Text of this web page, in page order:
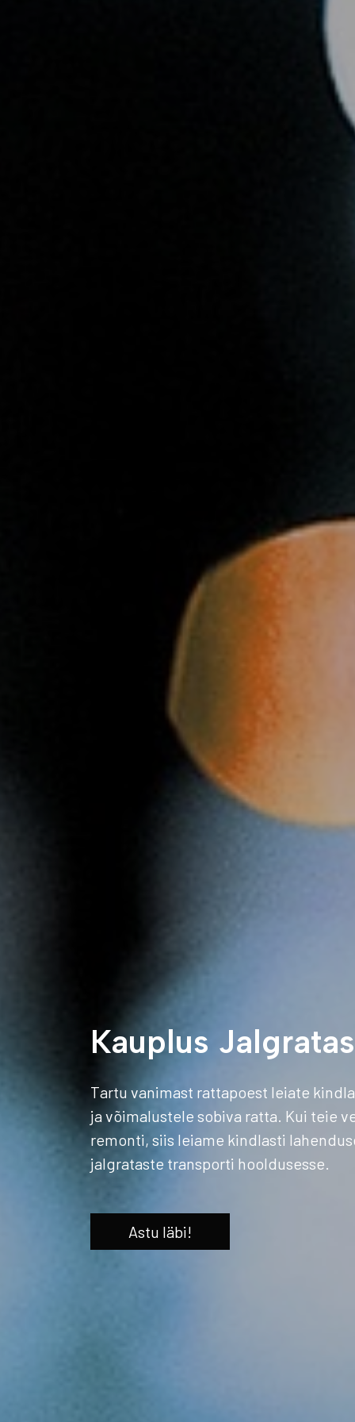
Kauplus Jalgratas
Tartu vanimast rattapoest leiate
ja võimalustele sobiva ratta. Kui teie
remonti, siis leiame kindlasti
jalgrataste transporti hooldusesse.
Astu läbi!